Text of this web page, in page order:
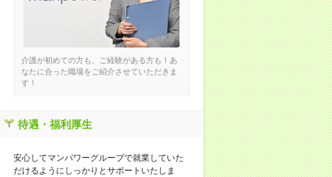
介護が初めての方も、ご経験がある方も！あ
なたに合った職場をご紹介させていただきま
す！
待遇・福利厚生
安心してマンパワーグループで就業していた
だけるようにしっかりとサポートいたしま